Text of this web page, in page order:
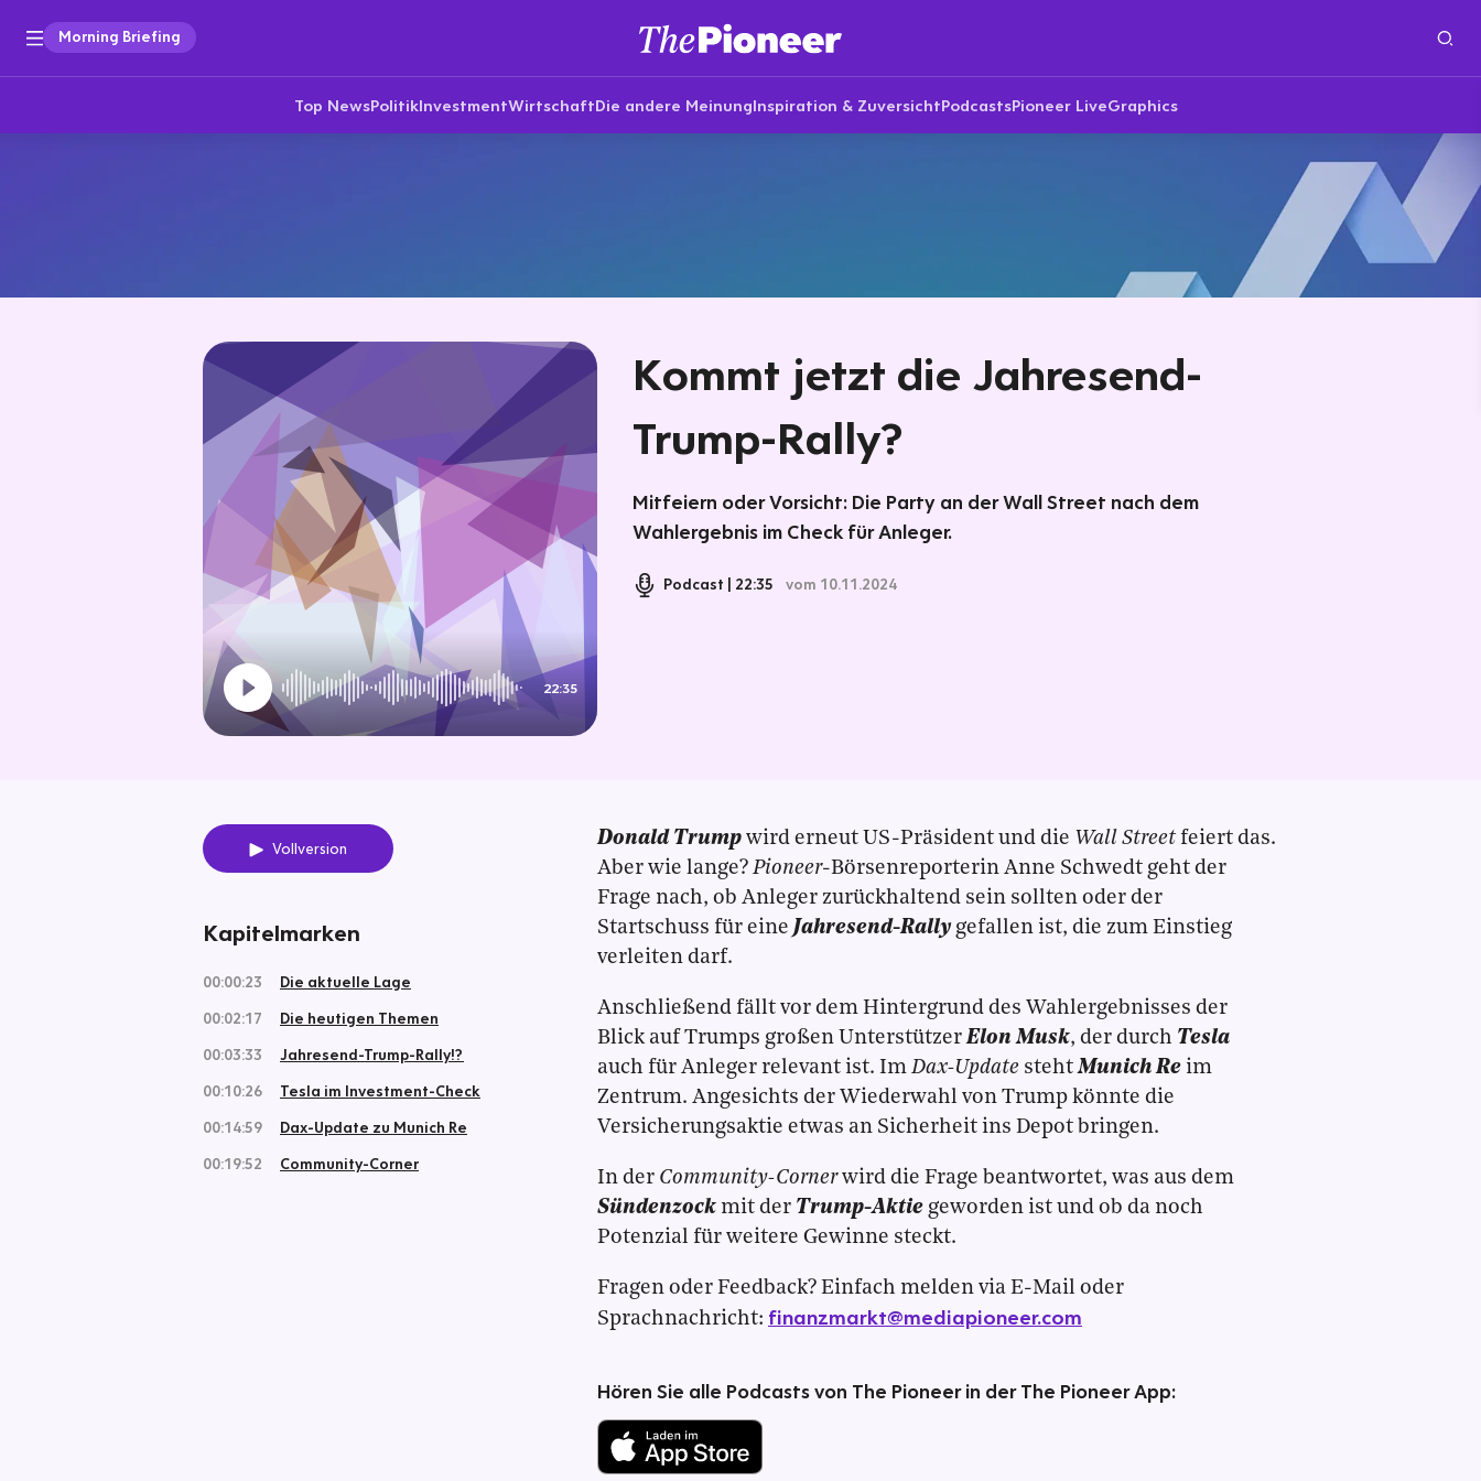
Morning Briefing
Top NewsPolitikInvestmentWirtschaftDie andere MeinungInspiration & ZuversichtPodcastsPioneer LiveGraphics
22:35
Kommt jetzt die Jahresend-
Trump-Rally?
Mitfeiern oder Vorsicht: Die Party an der Wall Street nach dem
Wahlergebnis im Check für Anleger.
Podcast 22:35 vom 10.11.2024
Vollversion
Kapitelmarken
00:00:23
Die aktuelle Lage
00:02:17
Die heutigen Themen
00:03:33
Jahresend-Trump-Rally!?
00:10:26
Tesla im Investment-Check
00:14:59
Dax-Update zu Munich Re
00:19:52
Community-Corner
Donald Trump wird erneut US-Präsident und die Wall Streetfeiert das.
Aber wie lange? Pioneer-Börsenreporterin Anne Schwedt geht der
Frage nach, ob Anleger zurückhaltend sein sollten oder der
Startschuss für eine Jahresend-Rallygefallen ist, die zum Einstieg
verleiten darf.
Anschließend fällt vor dem Hintergrund des Wahlergebnisses der
Blick auf Trumps großen UnterstützerElon Musk, der durch Tesla
auch für Anleger relevant ist. Im Dax-Update stehtMunich Re im
Zentrum. Angesichts der Wiederwahl von Trump könnte die
Versicherungsaktie etwas an Sicherheit ins Depot bringen.
In der Community-Cornerwird die Frage beantwortet, was aus dem
Sündenzock mit der Trump-Aktie geworden ist und ob da noch
Potenzial für weitere Gewinne steckt.
Fragen oder Feedback? Einfach melden via E-Mail oder
Sprachnachricht: finanzmarkt@mediapioneer.com
Hören Sie alle Podcasts von The Pioneer in der The Pioneer App: